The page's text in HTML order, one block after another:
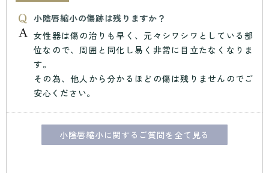
小陰唇縮小の傷跡は残りますか？
女性器は傷の治りも早く、元々シワシワとしている部
位なので、周囲と同化し易く非常に目立たなくなりま
す。
その為、他人から分かるほどの傷は残りませんのでご
安心ください。
小陰唇縮小に関するご質問を全て見る